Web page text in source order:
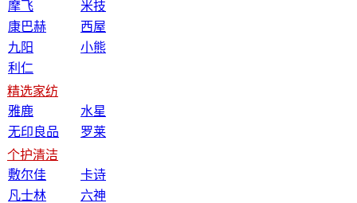
摩飞
米技
康巴赫
西屋
九阳
小熊
利仁
精选家纺
雅鹿
水星
无印良品
罗莱
个护清洁
敷尔佳
卡诗
凡士林
六神